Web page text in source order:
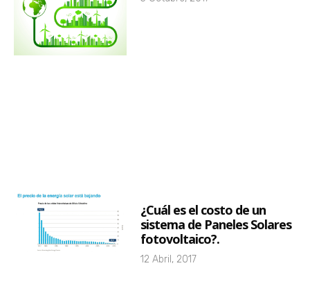
¿Cuál es el costo de un
sistema de Paneles Solares
fotovoltaico?.
12 Abril, 2017